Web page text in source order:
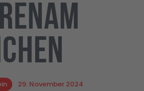
29. November 2024